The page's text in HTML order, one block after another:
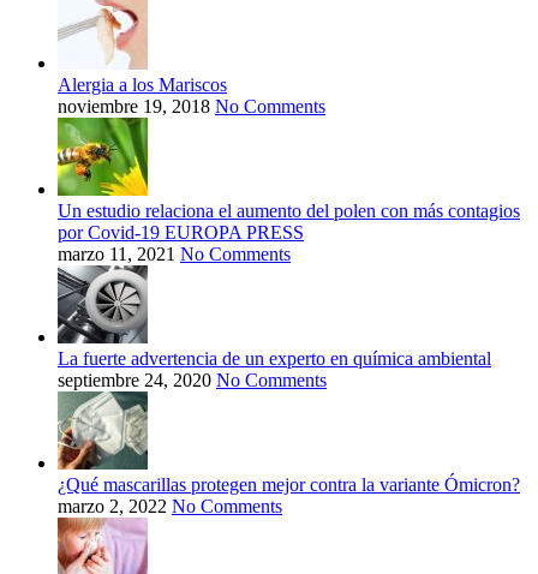
Alergia a los Mariscos
noviembre 19, 2018 No Comments
Un estudio relaciona el aumento del polen con más contagios
por Covid-19 EUROPA PRESS
marzo 11, 2021 No Comments
La fuerte advertencia de un experto en química ambiental
septiembre 24, 2020 No Comments
¿Qué mascarillas protegen mejor contra la variante Ómicron?
marzo 2, 2022 No Comments